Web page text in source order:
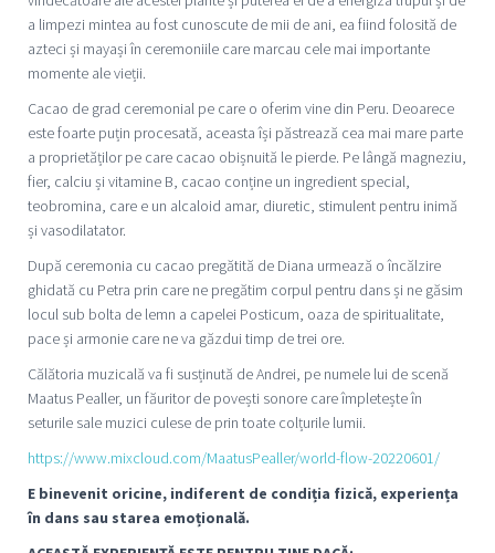
a limpezi mintea au fost cunoscute de mii de ani, ea fiind folosită de
azteci și mayași în ceremoniile care marcau cele mai importante
momente ale vieții.
Cacao de grad ceremonial pe care o oferim vine din Peru. Deoarece
este foarte puțin procesată, aceasta își păstrează cea mai mare parte
a proprietăților pe care cacao obișnuită le pierde. Pe lângă magneziu,
fier, calciu și vitamine B, cacao conține un ingredient special,
teobromina, care e un alcaloid amar, diuretic, stimulent pentru inimă
și vasodilatator.
După ceremonia cu cacao pregătită de Diana urmează o încălzire
ghidată cu Petra prin care ne pregătim corpul pentru dans și ne găsim
locul sub bolta de lemn a capelei Posticum, oaza de spiritualitate,
pace și armonie care ne va găzdui timp de trei ore.
Călătoria muzicală va fi susținută de Andrei, pe numele lui de scenă
Maatus Pealler, un făuritor de povești sonore care împletește în
seturile sale muzici culese de prin toate colțurile lumii.
https://www.mixcloud.com/MaatusPealler/world-flow-20220601/
E binevenit oricine, indiferent de condiția fizică, experiența
în dans sau starea emoțională.